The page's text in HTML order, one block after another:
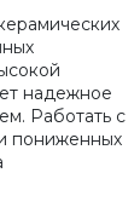
надежное
Работать с
пониженных